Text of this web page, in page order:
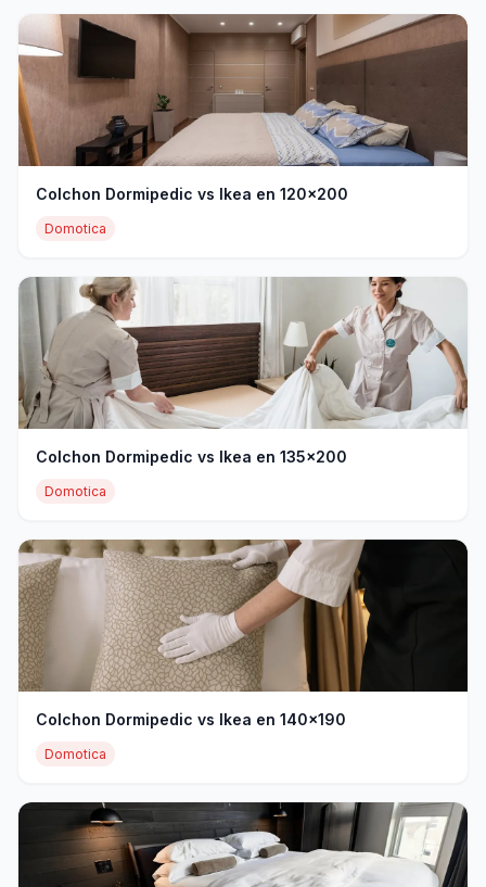
Colchon Dormipedic vs Ikea en 120x200
Domotica
Colchon Dormipedic vs Ikea en 135x200
Domotica
Colchon Dormipedic vs Ikea en 140x190
Domotica